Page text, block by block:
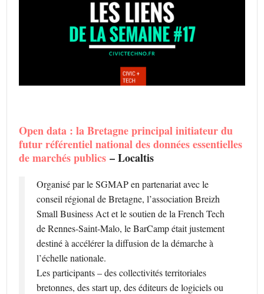
Open data : la Bretagne principal initiateur du
futur référentiel national des données essentielles
de marchés publics – Localtis
Organisé par le SGMAP en partenariat avec le
conseil régional de Bretagne, l’association Breizh
Small Business Act et le soutien de la French Tech
de Rennes-Saint-Malo, le BarCamp était justement
destiné à accélérer la diffusion de la démarche à
l’échelle nationale.
Les participants – des collectivités territoriales
bretonnes, des start up, des éditeurs de logiciels ou